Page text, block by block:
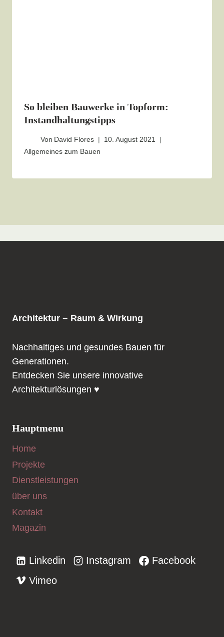
So bleiben Bauwerke in Topform:
Instandhaltungstipps
Von David Flores
10. August 2021
Allgemeines zum Bauen
Architektur − Raum & Wirkung
Nachhaltiges und gesundes Bauen für
Generationen.
Entdecken Sie unsere innovative
Architekturlösungen ♥️
Hauptmenu
Home
Projekte
Dienstleistungen
über uns
Kontakt
Magazin
Linkedin Instagram
Facebook
Vimeo